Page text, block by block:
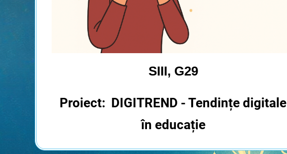
SIII, G29
Proiect: DIGITREND - Tendințe digitale
în educație